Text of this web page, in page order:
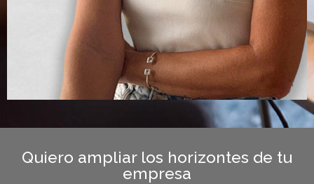
Quiero ampliar los horizontes de tu
empresa